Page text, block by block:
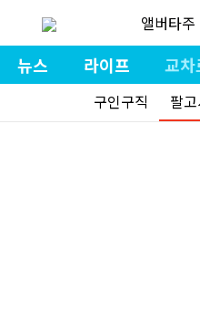
앨버타
뉴스 라이프 교차
구인구직 팔